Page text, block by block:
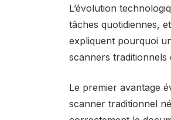
L’évolution
tâches quotidiennes,
expliquent pourquoi
scanners traditionnels
Le premier avantage
scanner traditionnel